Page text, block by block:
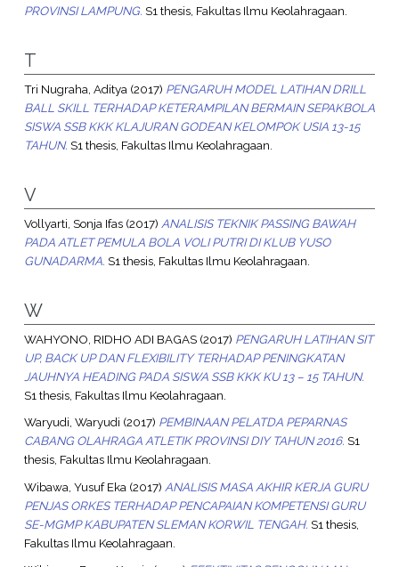
PROVINSI LAMPUNG. S1 thesis, Fakultas Ilmu Keolahragaan.
T
Tri Nugraha, Aditya (2017) PENGARUH MODEL LATIHAN DRILL
BALL SKILL TERHADAP KETERAMPILAN BERMAIN SEPAKBOLA
SISWA SSB KKK KLAJURAN GODEAN KELOMPOK USIA 13-15
TAHUN. S1 thesis, Fakultas Ilmu Keolahragaan.
V
Vollyarti, Sonja Ifas(2017) ANALISIS TEKNIK PASSING BAWAH
PADA ATLET PEMULA BOLA VOLI PUTRI DI KLUB YUSO
GUNADARMA. S1 thesis, Fakultas Ilmu Keolahragaan.
W
WAHYONO, RIDHO ADI BAGAS(2017) PENGARUH LATIHAN SIT
UP, BACK UP DAN FLEXIBILITY TERHADAP PENINGKATAN
JAUHNYA HEADING PADA SISWA SSB KKK KU 13 – 15 TAHUN.
S1 thesis, Fakultas Ilmu Keolahragaan.
Waryudi, Waryudi (2017) PEMBINAAN PELATDA PEPARNAS
CABANG OLAHRAGA ATLETIK PROVINSI DIY TAHUN 2016. S1
thesis, Fakultas Ilmu Keolahragaan.
Wibawa, Yusuf Eka (2017) ANALISIS MASA AKHIR KERJA GURU
PENJAS ORKES TERHADAP PENCAPAIAN KOMPETENSI GURU
SE-MGMP KABUPATEN SLEMAN KORWIL TENGAH. S1 thesis,
Fakultas Ilmu Keolahragaan.